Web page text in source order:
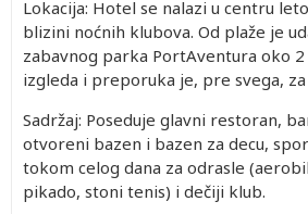
Lokacija: Hotel se nalazi u centru
blizini noćnih klubova. Od plaže je
zabavnog parka PortAventura oko 2
izgleda i preporuka je, pre svega, za
Sadržaj: Poseduje glavni restoran,
otvoreni bazen i bazen za decu,
tokom celog dana za odrasle
pikado, stoni tenis) i dečiji klub.